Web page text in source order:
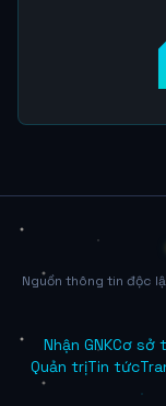
Nguồn thông tin độc
Nhận GNKCơ sở
Quản trịTin tức